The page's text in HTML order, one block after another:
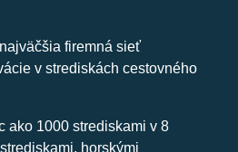
firemná sieť
v strediskách cestovného
ako 1000 strediskami v 8
horskými